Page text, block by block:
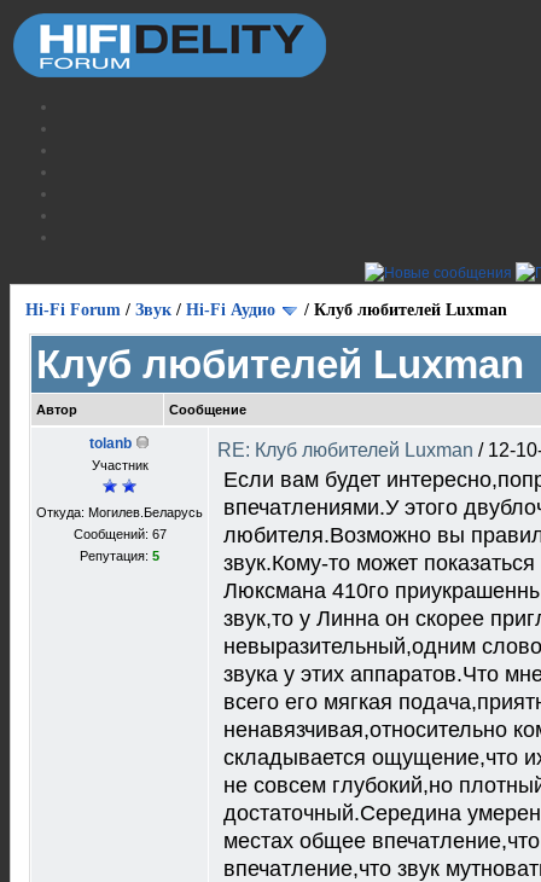
Hi-Fi Forum / Звук / Hi-Fi Аудио / Клуб любителей Luxman
Клуб любителей Luxman
Автор Сообщение
tolanb
Участник
Откуда: Могилев.Беларусь
Сообщений: 67
Репутация: 5
RE: Клуб любителей Luxman / 12-
Если вам будет
впечатлениями.У этого
любителя.Возможно вы
звук.Кому-то может
Люксмана 410го
звук,то у Линна он скорее
невыразительный,одним
звука у этих аппаратов.Что
всего его мягкая
ненавязчивая,относительно
складывается ощущение,что
не совсем глубокий,но
достаточный.Середина
местах общее
впечатление,что звук